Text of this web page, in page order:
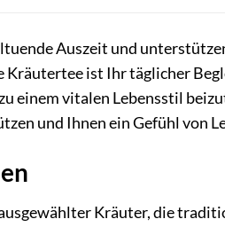
Auszeit und
ist Ihr täglicher
einem vitalen Lebensstil
und Ihnen ein Gefühl von
Kräuter, die